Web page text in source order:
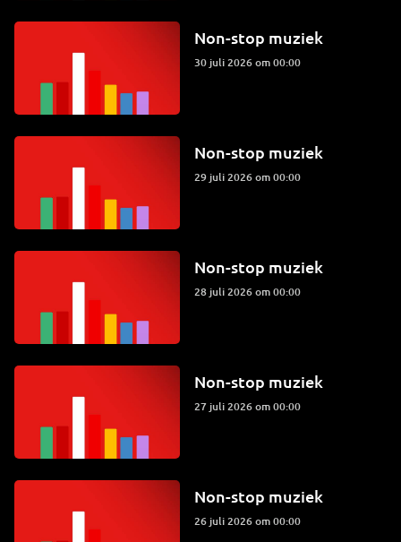
Non-stop muziek
30 juli 2026 om 00:00
Non-stop muziek
29 juli 2026 om 00:00
Non-stop muziek
28 juli 2026 om 00:00
Non-stop muziek
27 juli 2026 om 00:00
Non-stop muziek
26 juli 2026 om 00:00